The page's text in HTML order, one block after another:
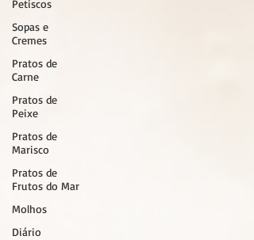
Petiscos
Sopas e
Cremes
Pratos de
Carne
Pratos de
Peixe
Pratos de
Marisco
Pratos de
Frutos do Mar
Molhos
Diário